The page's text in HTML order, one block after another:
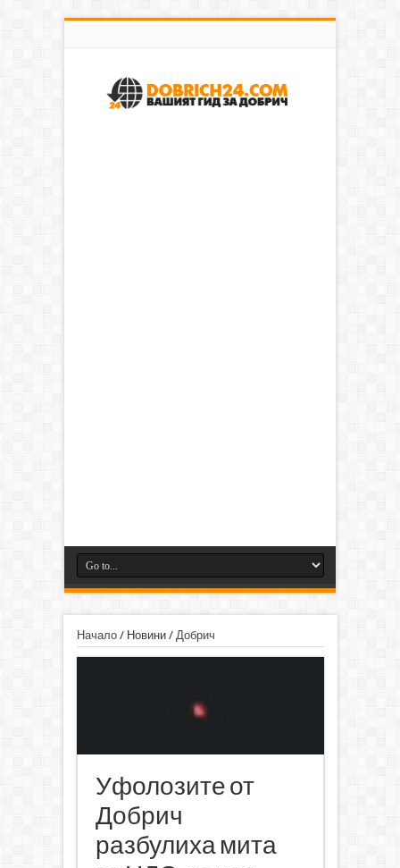
Начало/ Новини/ Добрич
Уфолозите от
Добрич
разбулиха мита